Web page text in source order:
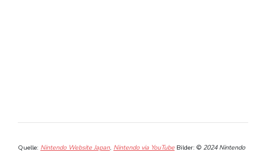
Quelle: Nintendo Website Japan, Nintendo via YouTube Bilder: © 2024 Nintendo